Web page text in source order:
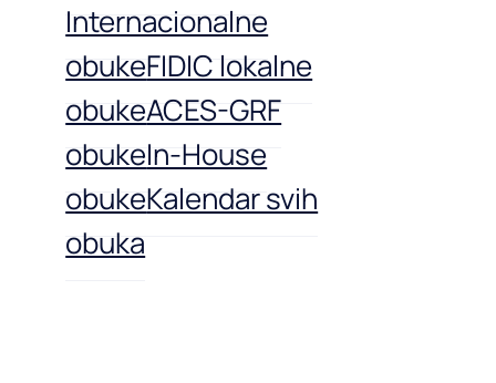
Internacionalne
obukeFIDIC lokalne
obukeACES-GRF
obukeIn-House
obukeKalendar svih
obuka